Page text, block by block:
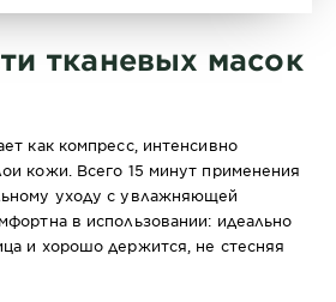
тканевых масок
как компресс, интенсивно
кожи. Всего 15 минут применения
уходу с увлажняющей
в использовании: идеально
и хорошо держится, не стесняя